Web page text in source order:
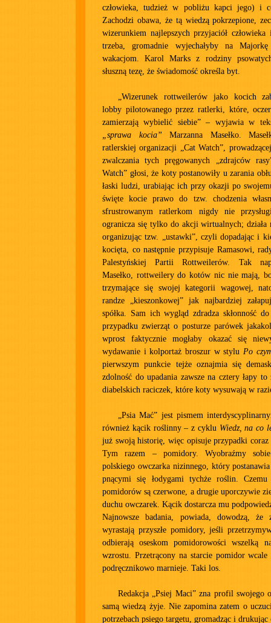
człowieka, tudzież w pobliżu kapci jego) i
Zachodzi obawa, że tą wiedzą pokrzepione,
wizerunkiem najlepszych przyjaciół człowieka
trzeba, gromadnie wyjechałyby na
wakacjom. Karol Marks z rodziny
słuszną tezę, że świadomość określa byt.
„Wizerunek rottweilerów jako kocich
lobby pilotowanego przez ratlerki, które,
zamierzają wybielić siebie” – wyjawia w
„sprawa kocia” Marzanna Masełko.
ratlerskiej organizacji „Cat Watch”,
zwalczania tych pręgowanych „zdrajców
Watch” głosi, że koty postanowiły u zarania
łaski ludzi, urabiając ich przy okazji po
święte kocie prawo do tzw. chodzenia
sfrustrowanym ratlerkom nigdy nie
ogranicza się tylko do akcji wirtualnych; działa
organizując tzw. „ustawki”, czyli dopadając i
kocięta, co następnie przypisuje Ramasowi,
Palestyńskiej Partii Rottweilerów. Tak
Masełko, rottweilery do kotów nic nie mają,
trzymające się swojej kategorii wagowej,
randze „kieszonkowej” jak najbardziej
spółka. Sam ich wygląd zdradza skłonność
przypadku zwierząt o posturze parówek
wprost faktycznie mogłaby okazać się
wydawanie i kolportaż broszur w styluPo
pierwszym punkcie tejże oznajmia się
zdolność do upadania zawsze na cztery łapy to
diabelskich raciczek, które koty wysuwają w
„Psia Mać” jest pismem
również kącik roślinny – z cyklu Wiedz, na co
już swoją historię, więc opisuje przypadki coraz
Tym razem – pomidory. Wyobraźmy
polskiego owczarka nizinnego, który
pnącymi się łodygami tychże roślin.
pomidorów są czerwone, a drugie uporczywie
duchu owczarek. Kącik dostarcza mu
Najnowsze badania, powiada, dowodzą,
wyrastają przyszłe pomidory, jeśli
odbierają oseskom pomidorowości wszelką
wzrostu. Przetrącony na starcie pomidor
podręcznikowo marnieje. Taki los.
Redakcja „Psiej Maci” zna profil swojego
samą wiedzą żyje. Nie zapomina zatem o
potrzebach psiego targetu, gromadząc i drukując